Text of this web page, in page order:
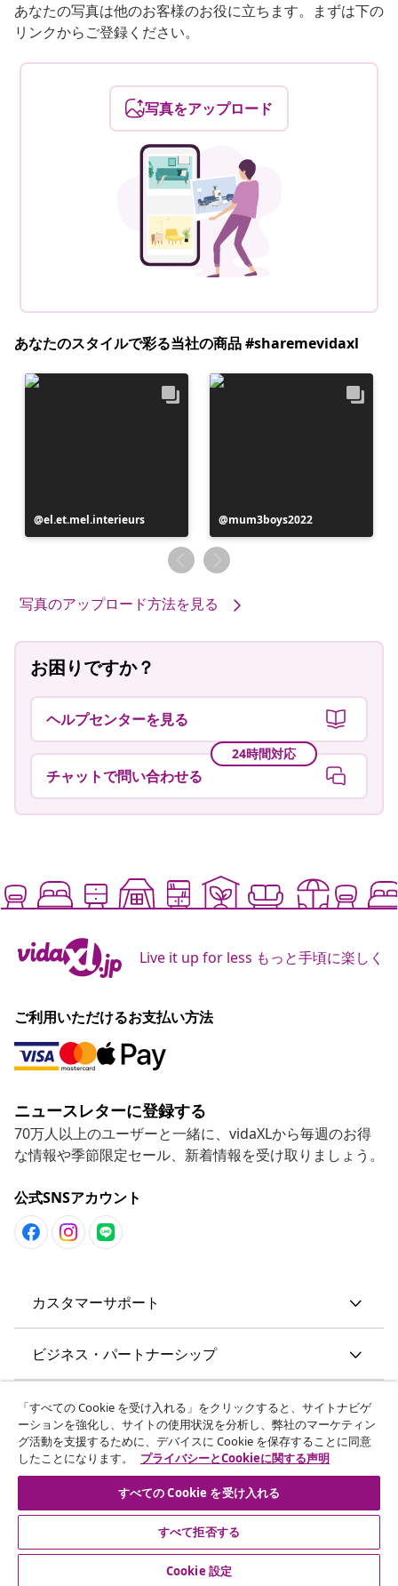
あなたの写真は他のお客様のお役に立ちます。まずは下の
リンクからご登録ください。
写真をアップロード
あなたのスタイルで彩る当社の商品 #sharemevidaxl
投
稿
el.et.mel.interieurs
投
稿
者
mum3boys2022
写真のアップロード方法を見る
お困りですか？
ヘルプセンターを見る
24時間対応
チャットで問い合わせる
Live it up for less もっと手頃に楽しく
ご利用いただけるお支払い方法
ニュースレターに登録する
70万人以上のユーザーと一緒に、vidaXLから毎週のお得
な情報や季節限定セール、新着情報を受け取りましょう。
公式SNSアカウント
カスタマーサポート
ビジネス・パートナーシップ
vidaXL
その他の情報
© 2008-2026 vidaXL. 当サイトは、vidaXL合同会社が運営してい
ます。
「すべての Cookie を受け入れる」をクリックすると、サイトナビゲ
ーションを強化し、サイトの使用状況を分析し、弊社のマーケティン
グ活動を支援するために、デバイスに Cookie を保存することに同意
したことになります。
プライバシーとCookieに関する声明
すべての Cookie を受け入れる
すべて拒否する
Cookie 設定